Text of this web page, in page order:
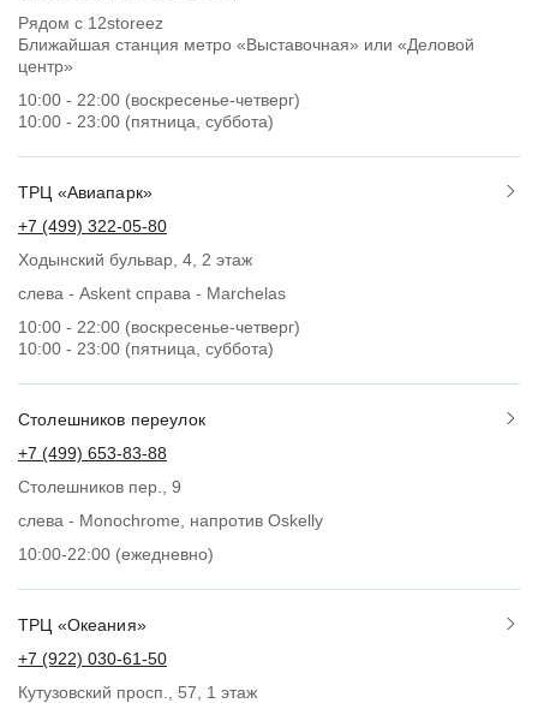
Рядом с 12storeez
Ближайшая станция метро «Выставочная» или «Деловой
центр»
10:00 - 22:00 (воскресенье-четверг)
10:00 - 23:00 (пятница, суббота)
ТРЦ «Авиапарк»
+7 (499) 322-05-80
Ходынский бульвар, 4, 2 этаж
слева - Askent справа - Marchelas
10:00 - 22:00 (воскресенье-четверг)
10:00 - 23:00 (пятница, суббота)
Столешников переулок
+7 (499) 653-83-88
Столешников пер., 9
слева - Monochrome, напротив Oskelly
10:00-22:00 (ежедневно)
ТРЦ «Океания»
+7 (922) 030-61-50
Кутузовский просп., 57, 1 этаж